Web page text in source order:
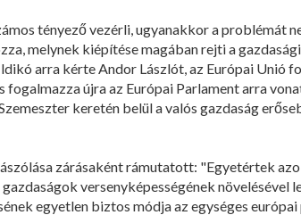
tényező vezérli, ugyanakkor a problémát
melynek kiépítése magában rejti a
arra kérte Andor Lászlót, az Európai
fogalmazza újra az Európai Parlament arra
keretén belül a valós gazdaság
zárásaként rámutatott: "Egyetértek
versenyképességének
egyetlen biztos módja az egységes